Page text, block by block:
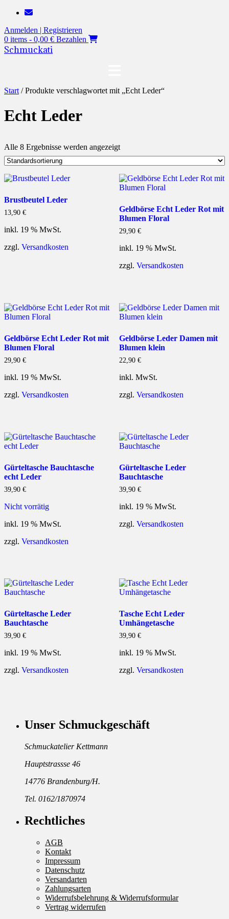
Zum
springen
Anmelden | Registrieren
0 items - 0,00 € Bezahlen
Schmuckati
Start / Produkte verschlagwortet mit „Echt Leder“
Echt Leder
Alle 8 Ergebnisse werden angezeigt
Brustbeutel Leder
13,90 €
inkl. 19 % MwSt.
zzgl. Versandkosten
Geldbörse Echt Leder Rot mit
Blumen Floral
29,90 €
inkl. 19 % MwSt.
zzgl. Versandkosten
Geldbörse Echt Leder Rot mit
Blumen Floral
29,90 €
inkl. 19 % MwSt.
zzgl. Versandkosten
Geldbörse Leder Damen mit
Blumen klein
22,90 €
inkl. MwSt.
zzgl. Versandkosten
Gürteltasche Bauchtasche
echt Leder
39,90 €
Nicht vorrätig
inkl. 19 % MwSt.
zzgl. Versandkosten
Gürteltasche Leder
Bauchtasche
39,90 €
inkl. 19 % MwSt.
zzgl. Versandkosten
Gürteltasche Leder
Bauchtasche
39,90 €
inkl. 19 % MwSt.
zzgl. Versandkosten
Tasche Echt Leder
Umhängetasche
39,90 €
inkl. 19 % MwSt.
zzgl. Versandkosten
Unser Schmuckgeschäft
Schmuckatelier Kettmann
Hauptstrassse 46
14776 Brandenburg/H.
Tel. 0162/1870974
Rechtliches
AGB
Kontakt
Impressum
Datenschutz
Versandarten
Zahlungsarten
Widerrufsbelehrung & Widerrufsformular
Vertrag widerrufen